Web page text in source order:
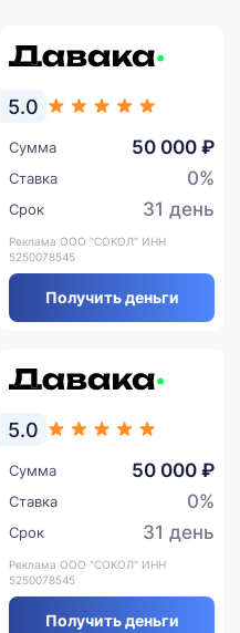
5.0
Сумма 50 000 ₽
Ставка 0%
Срок 31 день
Реклама ООО "СОКОЛ" ИНН
5250078545
Получить деньги
5.0
Сумма 50 000 ₽
Ставка 0%
Срок 31 день
Реклама ООО "СОКОЛ" ИНН
5250078545
Получить деньги